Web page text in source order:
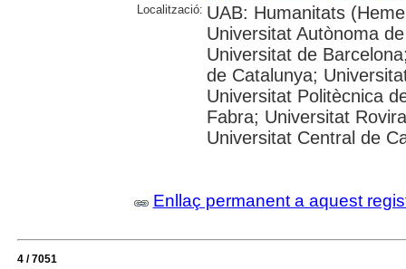
Localització: UAB: Humanitats
Universitat Autònoma
Universitat de
de Catalunya;
Universitat Politècnica
Fabra; Universitat
Universitat Central de
Enllaç permanent a aquest
4 / 7051